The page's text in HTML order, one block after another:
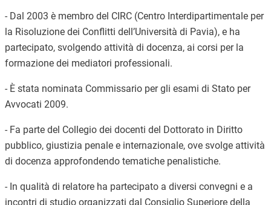
- Dal 2003 è membro del CIRC (Centro Interdipartimentale per
la Risoluzione dei Conflitti dell’Università di Pavia), e ha
partecipato, svolgendo attività di docenza, ai corsi per la
formazione dei mediatori professionali.
- È stata nominata Commissario per gli esami di Stato per
Avvocati 2009.
- Fa parte del Collegio dei docenti del Dottorato in Diritto
pubblico, giustizia penale e internazionale, ove svolge attività
di docenza approfondendo tematiche penalistiche.
- In qualità di relatore ha partecipato a diversi convegni e a
incontri di studio organizzati dal Consiglio Superiore della